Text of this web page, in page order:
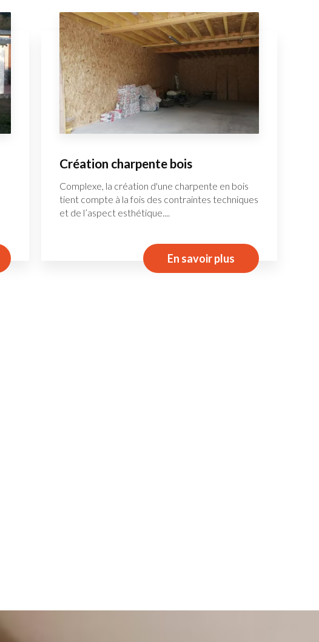
Création charpente bois
Complexe, la création d'une charpente en bois
tient compte à la fois des contraintes techniques
et de l’aspect esthétique....
En savoir plus